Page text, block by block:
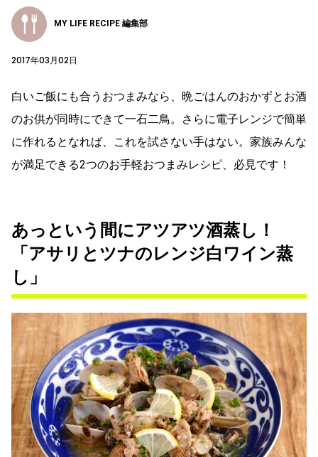
MY LIFE RECIPE 編集部
2017年03月02日
白いご飯にも合うおつまみなら、晩ごはんのおかずとお酒
のお供が同時にできて一石二鳥。さらに電子レンジで簡単
に作れるとなれば、これを試さない手はない。家族みんな
が満足できる2つのお手軽おつまみレシピ、必見です！
あっという間にアツアツ酒蒸し！
「アサリとツナのレンジ白ワイン蒸
し」